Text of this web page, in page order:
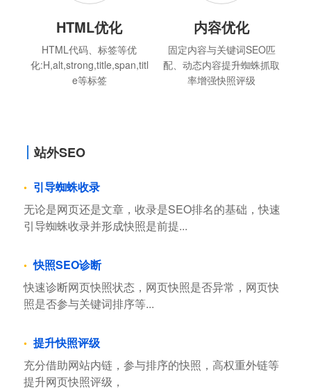
HTML优化
HTML代码、标签等优
化:H,alt,strong,title,span,titl
e等标签
内容优化
固定内容与关键词SEO匹
配、动态内容提升蜘蛛抓取
率增强快照评级
站外SEO
引导蜘蛛收录
无论是网页还是文章，收录是SEO排名的基础，快速
引导蜘蛛收录并形成快照是前提...
快照SEO诊断
快速诊断网页快照状态，网页快照是否异常，网页快
照是否参与关键词排序等...
提升快照评级
充分借助网站内链，参与排序的快照，高权重外链等
提升网页快照评级，